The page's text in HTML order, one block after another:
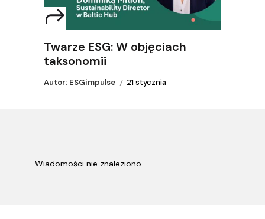
Twarze ESG: W objęciach
taksonomii
Autor: ESGimpulse 21 stycznia
Wiadomości nie znaleziono.